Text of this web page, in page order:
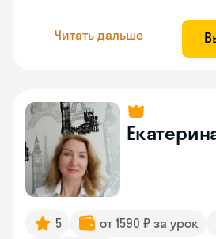
Читать дальше
5 от 1590 ₽ за урок